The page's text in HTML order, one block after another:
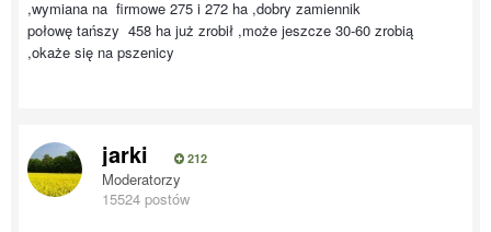
,wymiana na firmowe 275 i 272 ha ,dobry zamiennik
połowę tańszy 458 ha już zrobił ,może jeszcze 30-60 zrobią
,okaże się na pszenicy
jarki 212
Moderatorzy
15524 postów